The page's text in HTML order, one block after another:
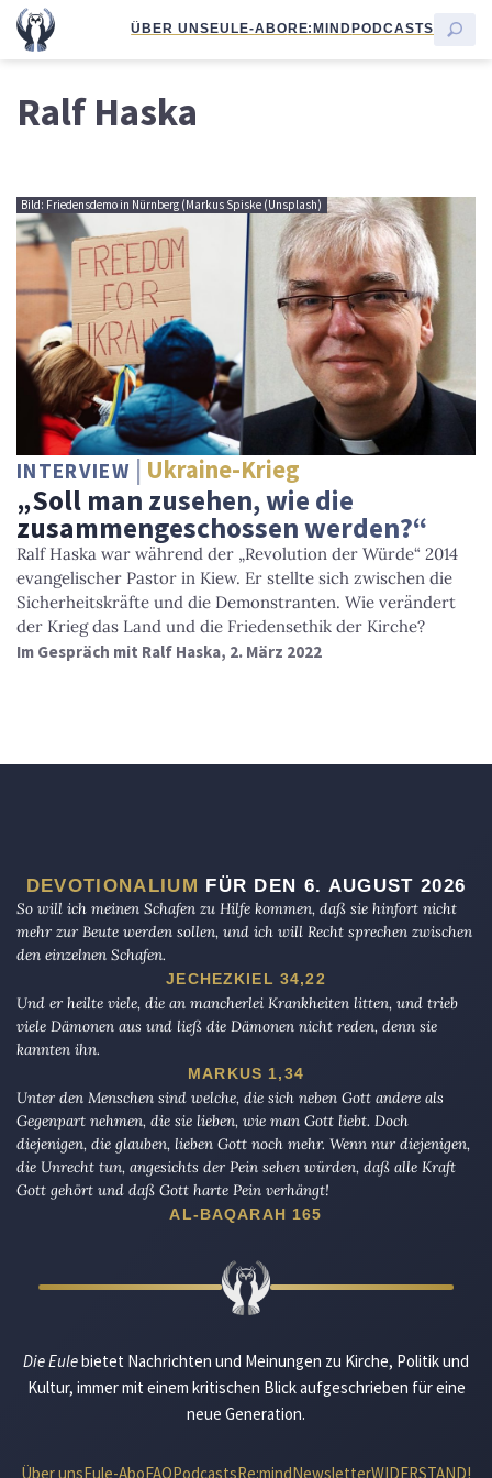
ÜBER UNSEULE-ABORE:MINDPODCASTS
Ralf Haska
Bild: Friedensdemo in Nürnberg (Markus Spiske (Unsplash)
INTERVIEW Ukraine-Krieg
„Soll man zusehen, wie die
zusammengeschossen werden?“
Ralf Haska war während der „Revolution der Würde“ 2014
evangelischer Pastor in Kiew. Er stellte sich zwischen die
Sicherheitskräfte und die Demonstranten. Wie verändert
der Krieg das Land und die Friedensethik der Kirche?
Im Gespräch mit Ralf Haska, 2. März 2022
DEVOTIONALIUM FÜR DEN 6. AUGUST 2026
So will ich meinen Schafen zu Hilfe kommen, daß sie hinfort nicht
mehr zur Beute werden sollen, und ich will Recht sprechen zwischen
den einzelnen Schafen.
JECHEZKIEL 34,22
Und er heilte viele, die an mancherlei Krankheiten litten, und trieb
viele Dämonen aus und ließ die Dämonen nicht reden, denn sie
kannten ihn.
MARKUS 1,34
Unter den Menschen sind welche, die sich neben Gott andere als
Gegenpart nehmen, die sie lieben, wie man Gott liebt. Doch
diejenigen, die glauben, lieben Gott noch mehr. Wenn nur diejenigen,
die Unrecht tun, angesichts der Pein sehen würden, daß alle Kraft
Gott gehört und daß Gott harte Pein verhängt!
AL-BAQARAH 165
Die Eulebietet Nachrichten und Meinungen zu Kirche, Politik und
Kultur, immer mit einem kritischen Blick aufgeschrieben für eine
neue Generation.
Über unsEule-AboFAQPodcastsRe:mindNewsletterWIDERSTAND!